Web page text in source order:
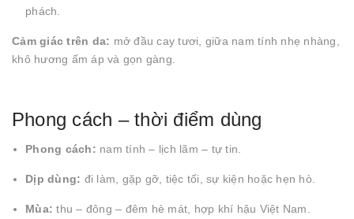
phách.
Cảm giác trên da: mở đầu cay tươi, giữa nam tính nhẹ nhàng,
khô hương ấm áp và gọn gàng.
Phong cách – thời điểm dùng
Phong cách: nam tính – lịch lãm – tự tin.
Dịp dùng: đi làm, gặp gỡ, tiệc tối, sự kiện hoặc hẹn hò.
Mùa: thu – đông – đêm hè mát, hợp khí hậu Việt Nam.